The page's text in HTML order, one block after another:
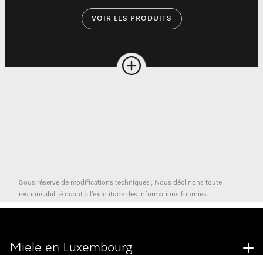
VOIR LES PRODUITS
Sous réserve de modifications techniques ; Nous déclinons toute
responsabilité quant à l’exactitude des informations fournies.
Miele en Luxembourg